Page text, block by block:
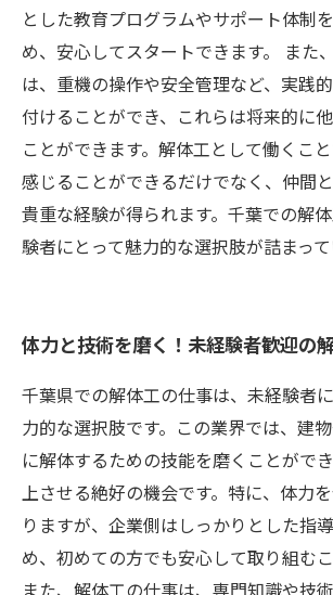
とした教育プログラムやサポート体制
め、安心してスタートできます。 また
は、重機の操作や安全管理など、実践
付けることができ、これらは将来的に
ことができます。解体工として働くこ
感じることができるだけでなく、仲間
貴重な経験が得られます。千葉での解
験者にとって魅力的な選択肢が詰まって
体力と技術を磨く！未経験者歓迎の
千葉県での解体工の仕事は、未経験者
力的な選択肢です。この業界では、建
に解体するための技能を磨くことがで
上させる絶好の機会です。特に、体力
りますが、企業側はしっかりとした指
め、初めての方でも安心して取り組むこ
また、解体工の仕事は、専門知識や技